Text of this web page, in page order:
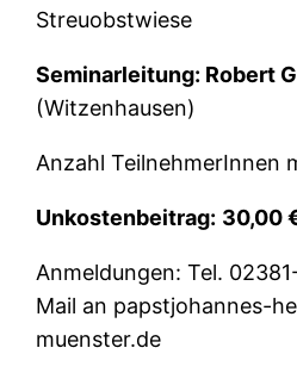
Streuobstwiese
Seminarleitung: Robert
(Witzenhausen)
Anzahl TeilnehmerInnen
Unkostenbeitrag: 30,00
Anmeldungen: Tel.
Mail an papstjohannes-
muenster.de